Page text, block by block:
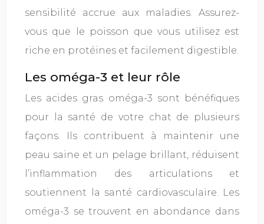
sensibilité accrue aux maladies. Assurez-
vous que le poisson que vous utilisez est
riche en protéines et facilement digestible.
Les oméga-3 et leur rôle
Les acides gras oméga-3 sont bénéfiques
pour la santé de votre chat de plusieurs
façons. Ils contribuent à maintenir une
peau saine et un pelage brillant, réduisent
l’inflammation des articulations et
soutiennent la santé cardiovasculaire. Les
oméga-3 se trouvent en abondance dans